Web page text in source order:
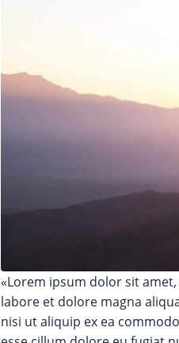
«Lorem ipsum dolor sit
labore et dolore magna
nisi ut aliquip ex ea